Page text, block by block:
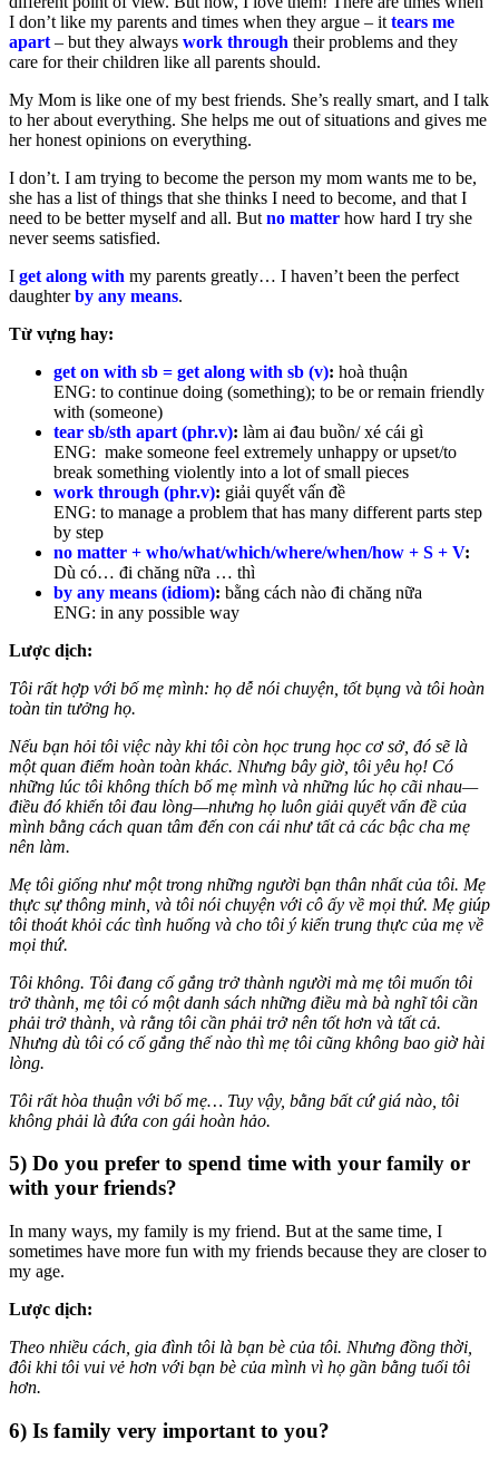
I don’t like my parents and times when they argue – it tears me
apart – but they always work through their problems and they
care for their children like all parents should.
My Mom is like one of my best friends. She’s really smart, and I talk
to her about everything. She helps me out of situations and gives me
her honest opinions on everything.
I don’t. I am trying to become the person my mom wants me to be,
she has a list of things that she thinks I need to become, and that I
need to be better myself and all. But no matter how hard I try she
never seems satisfied.
I get along with my parents greatly… I haven’t been the perfect
daughterby any means.
Từ vựng hay:
get on with sb = get along with sb (v): hoà thuận
ENG: to continue doing (something); to be or remain friendly
with (someone)
tear sb/sth apart (phr.v): làm ai đau buồn/ xé cái gì
ENG: make someone feel extremely unhappy or upset/to
break something violently into a lot of small pieces
work through (phr.v): giải quyết vấn đề
ENG: to manage a problem that has many different parts step
by step
no matter + who/what/which/where/when/how + S + V:
Dù có… đi chăng nữa … thì
by any means (idiom): bằng cách nào đi chăng nữa
ENG: in any possible way
Lược dịch:
Tôi rất hợp với bố mẹ mình: họ dễ nói chuyện, tốt bụng và tôi hoàn
toàn tin tưởng họ.
Nếu bạn hỏi tôi việc này khi tôi còn học trung học cơ sở, đó sẽ là
một quan điểm hoàn toàn khác. Nhưng bây giờ, tôi yêu họ! Có
những lúc tôi không thích bố mẹ mình và những lúc họ cãi nhau—
điều đó khiến tôi đau lòng—nhưng họ luôn giải quyết vấn đề của
mình bằng cách quan tâm đến con cái như tất cả các bậc cha mẹ
nên làm.
Mẹ tôi giống như một trong những người bạn thân nhất của tôi. Mẹ
thực sự thông minh, và tôi nói chuyện với cô ấy về mọi thứ. Mẹ giúp
tôi thoát khỏi các tình huống và cho tôi ý kiến ​​trung thực của mẹ về
mọi thứ.
Tôi không. Tôi đang cố gắng trở thành người mà mẹ tôi muốn tôi
trở thành, mẹ tôi có một danh sách những điều mà bà nghĩ tôi cần
phải trở thành, và rằng tôi cần phải trở nên tốt hơn và tất cả.
Nhưng dù tôi có cố gắng thế nào thì mẹ tôi cũng không bao giờ hài
lòng.
Tôi rất hòa thuận với bố mẹ… Tuy vậy, bằng bất cứ giá nào, tôi
không phải là đứa con gái hoàn hảo.
5) Do you prefer to spend time with your family or
with your friends?
In many ways, my family is my friend. But at the same time, I
sometimes have more fun with my friends because they are closer to
my age.
Lược dịch:
Theo nhiều cách, gia đình tôi là bạn bè của tôi. Nhưng đồng thời,
đôi khi tôi vui vẻ hơn với bạn bè của mình vì họ gần bằng tuổi tôi
hơn.
6) Is family very important to you?